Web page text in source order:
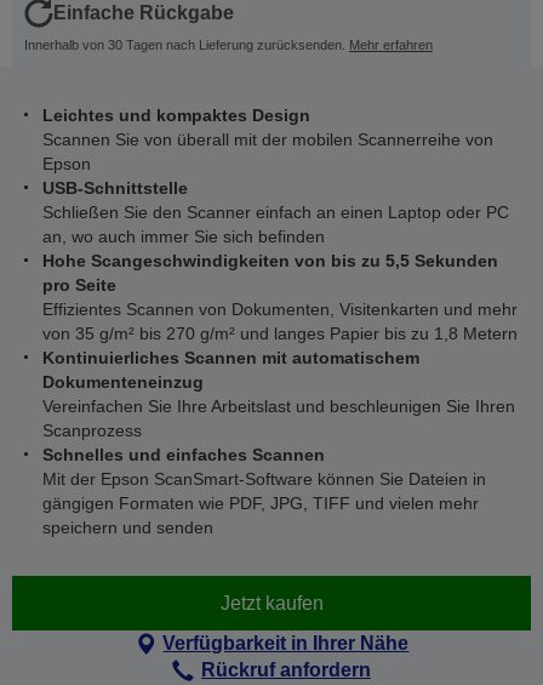
Einfache Rückgabe
Innerhalb von 30 Tagen nach Lieferung zurücksenden. Mehr erfahren
Leichtes und kompaktes Design
Scannen Sie von überall mit der mobilen Scannerreihe von
Epson
USB-Schnittstelle
Schließen Sie den Scanner einfach an einen Laptop oder PC
an, wo auch immer Sie sich befinden
Hohe Scangeschwindigkeiten von bis zu 5,5 Sekunden
pro Seite
Effizientes Scannen von Dokumenten, Visitenkarten und mehr
von 35 g/m² bis 270 g/m² und langes Papier bis zu 1,8 Metern
Kontinuierliches Scannen mit automatischem
Dokumenteneinzug
Vereinfachen Sie Ihre Arbeitslast und beschleunigen Sie Ihren
Scanprozess
Schnelles und einfaches Scannen
Mit der Epson ScanSmart-Software können Sie Dateien in
gängigen Formaten wie PDF, JPG, TIFF und vielen mehr
speichern und senden
Jetzt kaufen
Verfügbarkeit in Ihrer Nähe
Rückruf anfordern